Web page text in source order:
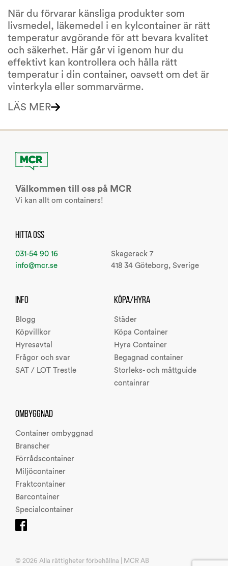
När du förvarar känsliga produkter som
livsmedel, läkemedel i en kylcontainer är rätt
temperatur avgörande för att bevara kvalitet
och säkerhet. Här går vi igenom hur du
effektivt kan kontrollera och hålla rätt
temperatur i din container, oavsett om det är
vinterkyla eller sommarvärme.
LÄS MER
Välkommen till oss på MCR
Vi kan allt om containers!
INFO
Blogg
Köpvillkor
Hyresavtal
Frågor och svar
SAT / LOT Trestle
KÖPA/HYRA
Städer
Köpa Container
Hyra Container
Begagnad container
Storleks- och måttguide
containrar
OMBYGGNAD
Container ombyggnad
Branscher
Förrådscontainer
Miljöcontainer
Fraktcontainer
Barcontainer
Specialcontainer
HITTA OSS
Skagerack 7
418 34 Göteborg, Sverige
031-54 90 16
info@mcr.se
© 2026 Alla rättigheter förbehållna | MCR AB